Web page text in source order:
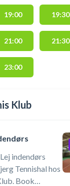
19:00 19:30
21:00 21:30
23:00
Klub
indendørs
Tennishal hos
Book